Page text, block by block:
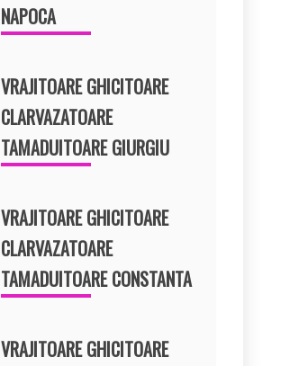
NAPOCA
VRAJITOARE GHICITOARE
CLARVAZATOARE
TAMADUITOARE GIURGIU
VRAJITOARE GHICITOARE
CLARVAZATOARE
TAMADUITOARE CONSTANTA
VRAJITOARE GHICITOARE